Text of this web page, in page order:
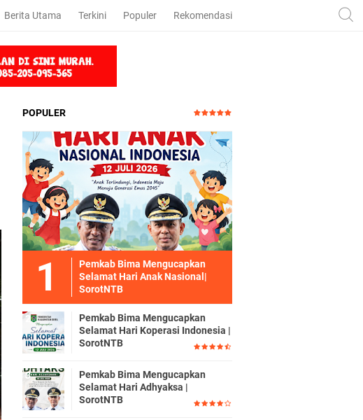
Berita Utama Terkini Populer Rekomendasi
POPULER
Pemkab Bima Mengucapkan
Selamat Hari Anak Nasional|
SorotNTB
Pemkab Bima Mengucapkan
Selamat Hari Koperasi Indonesia |
SorotNTB
Pemkab Bima Mengucapkan
Selamat Hari Adhyaksa |
SorotNTB